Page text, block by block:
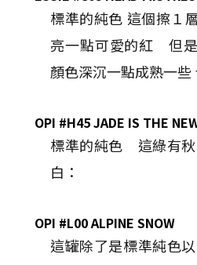
標準的純色 這個擦１
亮一點可愛的紅 但
顏色深沉一點成熟一些
OPI #H45 JADE IS THE
標準的純色 這綠有
白：
OPI #L00 ALPINE SNOW
這罐除了是標準純色